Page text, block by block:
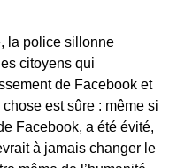
la police sillonne
citoyens qui
de Facebook et
est sûre : même si
Facebook, a été évité,
à jamais changer le